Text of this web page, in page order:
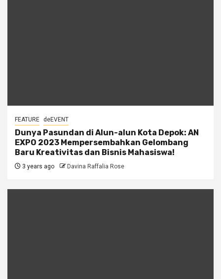
FEATURE deEVENT
Dunya Pasundan di Alun-alun Kota Depok: AN
EXPO 2023 Mempersembahkan Gelombang
Baru Kreativitas dan Bisnis Mahasiswa!
3 years ago Davina Raffalia Rose